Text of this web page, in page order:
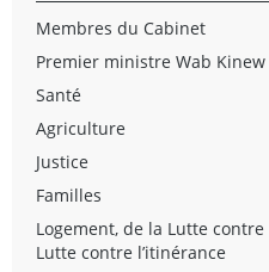
Membres du Cabinet
Premier ministre Wab Kinew
Santé
Agriculture
Justice
Familles
Logement, de la Lutte
Lutte contre l’itinérance